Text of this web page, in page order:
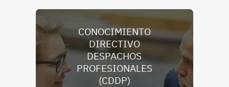
CONOCIMIENTO
DIRECTIVO
DESPACHOS
PROFESIONALES
(CDDP)